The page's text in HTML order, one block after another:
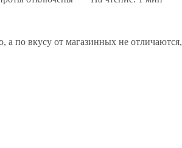
а по вкусу от магазинных не отличаются,